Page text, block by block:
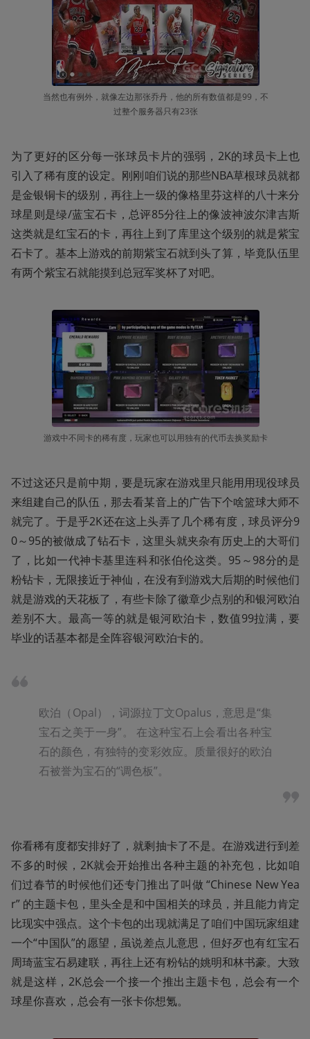
当然也有例外，就像左边那张乔丹，他的所有数值都是99，不
过整个服务器只有23张
为了更好的区分每一张球员卡片的强弱，2K的球员卡上也
引入了稀有度的设定。刚刚咱们说的那些NBA草根球员就都
是金银铜卡的级别，再往上一级的像格里芬这样的八十来分
球星则是绿/蓝宝石卡，总评85分往上的像波神波尔津吉斯
这类就是红宝石的卡，再往上到了库里这个级别的就是紫宝
石卡了。基本上游戏的前期紫宝石就到头了算，毕竟队伍里
有两个紫宝石就能摸到总冠军奖杯了对吧。
游戏中不同卡的稀有度，玩家也可以用独有的代币去换奖励卡
不过这还只是前中期，要是玩家在游戏里只能用用现役球员
来组建自己的队伍，那去看某音上的广告下个啥篮球大师不
就完了。于是乎2K还在这上头弄了几个稀有度，球员评分9
0～95的被做成了钻石卡，这里头就夹杂有历史上的大哥们
了，比如一代神卡基里连科和张伯伦这类。95～98分的是
粉钻卡，无限接近于神仙，在没有到游戏大后期的时候他们
就是游戏的天花板了，有些卡除了徽章少点别的和银河欧泊
差别不大。最高一等的就是银河欧泊卡，数值99拉满，要
毕业的话基本都是全阵容银河欧泊卡的。
欧泊（Opal），词源拉丁文Opalus，意思是“集
宝石之美于一身”。 在这种宝石上会看出各种宝
石的颜色，有独特的变彩效应。质量很好的欧泊
石被誉为宝石的“调色板”。
你看稀有度都安排好了，就剩抽卡了不是。在游戏进行到差
不多的时候，2K就会开始推出各种主题的补充包，比如咱
们过春节的时候他们还专门推出了叫做 “Chinese New Yea
r” 的主题卡包，里头全是和中国相关的球员，并且能力肯定
比现实中强点。这个卡包的出现就满足了咱们中国玩家组建
一个“中国队”的愿望，虽说差点儿意思，但好歹也有红宝石
周琦蓝宝石易建联，再往上还有粉钻的姚明和林书豪。大致
就是这样，2K总会一个接一个推出主题卡包，总会有一个
球星你喜欢，总会有一张卡你想氪。